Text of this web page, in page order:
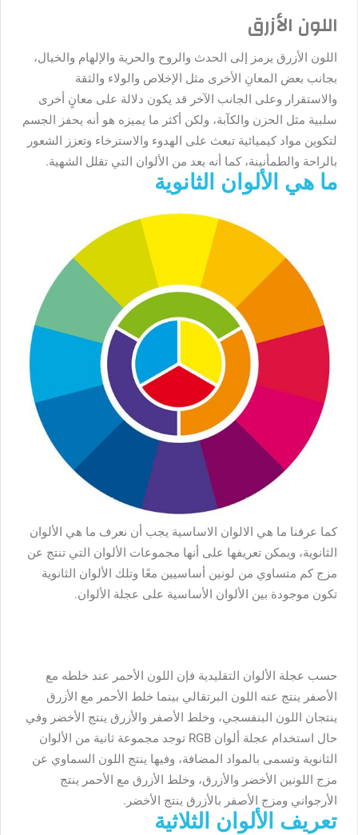
اللون الأزرق
اللون الأزرق يرمز إلى الحدث والروح والحرية والإلهام والخيال،
بجانب بعض المعانِ الأخرى مثل الإخلاص والولاء والثقة
والاستقرار وعلى الجانب الآخر قد يكون دلالة على معانٍ أخرى
سلبية مثل الحزن والكآبة، ولكن أكثر ما يميزه هو أنه يحفز الجسم
لتكوين مواد كيميائية تبعث على الهدوء والاسترخاء وتعزز الشعور
بالراحة والطمأنينة، كما أنه يعد من الألوان التي تقلل الشهية.
ما هي الألوان الثانوية
كما عرفنا ما هي الالوان الاساسية يجب أن نعرف ما هي الألوان
الثانوية، ويمكن تعريفها على أنها مجموعات الألوان التي تنتج عن
مزج كم متساوي من لونين أساسيين معًا وتلك الألوان الثانوية
تكون موجودة بين الألوان الأساسية على عجلة الألوان.
حسب عجلة الألوان التقليدية فإن اللون الأحمر عند خلطه مع
الأصفر ينتج عنه اللون البرتقالي بينما خلط الأحمر مع الأزرق
ينتجان اللون البنفسجي، وخلط الأصفر والأزرق ينتج الأخضر وفي
حال استخدام عجلة ألوان RGB توجد مجموعة ثانية من الألوان
الثانوية وتسمى بالمواد المضافة، وفيها ينتج اللون السماوي عن
مزج اللونين الأخضر والأزرق، وخلط الأزرق مع الأحمر ينتج
الأرجواني ومزج الأصفر بالأزرق ينتج الأخضر.
تعريف الألوان الثلاثية